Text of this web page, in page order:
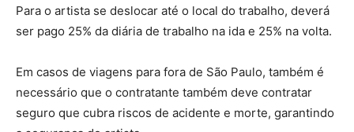
Para o artista se deslocar até o local do trabalho, deverá
ser pago 25% da diária de trabalho na ida e 25% na volta.
Em casos de viagens para fora de São Paulo, também é
necessário que o contratante também deve contratar
seguro que cubra riscos de acidente e morte, garantindo